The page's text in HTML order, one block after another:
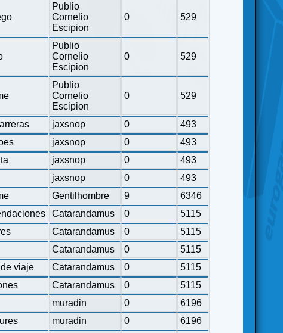
Publio
Cornelio
Escipion
0 529
Publio
Cornelio
Escipion
0 529
Publio
Cornelio
Escipion
0 529
jaxsnop 0
493
jaxsnop 0
493
jaxsnop 0
493
jaxsnop 0
493
Gentilhombre 9
6346
Catarandamus 0
5115
Catarandamus 0
5115
Catarandamus 0
5115
viaje Catarandamus 0
5115
Catarandamus 0
5115
muradin 0
6196
muradin 0 6196